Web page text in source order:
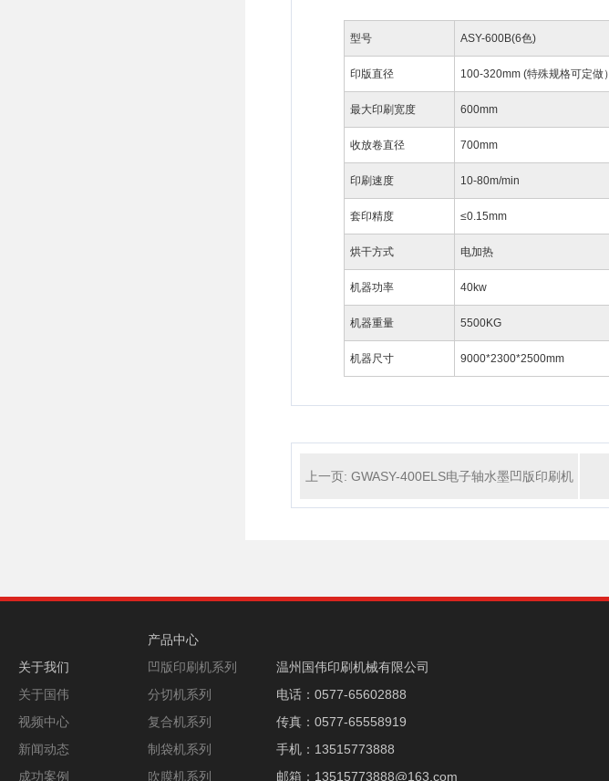
型号 ASY-600B(6色)
印版直径 100-320mm (特殊规格可定做）
最大印刷宽度 600mm
收放卷直径 700mm
印刷速度 10-80m/min
套印精度 ≤0.15mm
烘干方式 电加热
机器功率 40kw
机器重量 5500KG
机器尺寸 9000*2300*2500mm
上一页: GWASY-400ELS电子轴水墨凹版印刷机
关于我们
关于国伟
视频中心
新闻动态
成功案例
产品中心
凹版印刷机系列
分切机系列
复合机系列
制袋机系列
吹膜机系列
温州国伟印刷机械有限公司
电话：0577-65602888
传真：0577-65558919
手机：13515773888
邮箱：13515773888@163.com